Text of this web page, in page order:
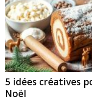
5 idées créatives
Noël